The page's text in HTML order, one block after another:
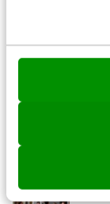
Je
met